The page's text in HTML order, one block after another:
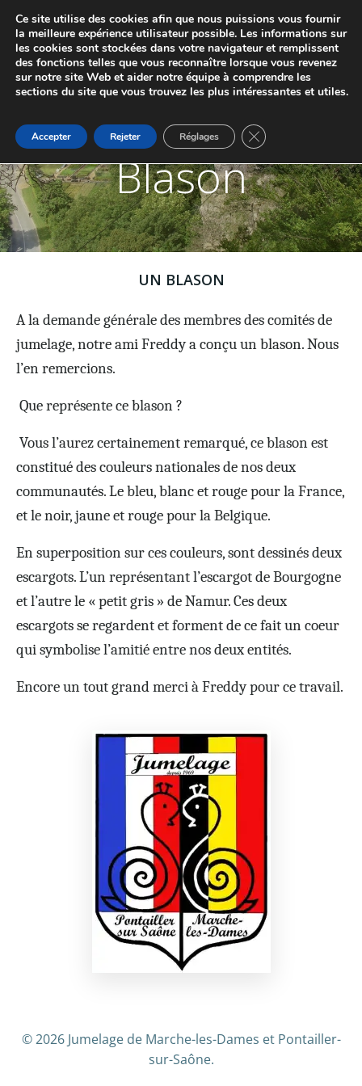
au
contenu
JUMELAGE DE MARCHE-LES-DAMES ET
PONTAILLER-SUR-SAÔNE
Blason
UN BLASON
A la demande générale des membres des comités de
jumelage, notre ami Freddy a conçu un blason. Nous
l’en remercions.
Que représente ce blason ?
Vous l’aurez certainement remarqué, ce blason est
constitué des couleurs nationales de nos deux
communautés. Le bleu, blanc et rouge pour la France,
et le noir, jaune et rouge pour la Belgique.
En superposition sur ces couleurs, sont dessinés deux
escargots. L’un représentant l’escargot de Bourgogne
et l’autre le « petit gris » de Namur. Ces deux
escargots se regardent et forment de ce fait un coeur
qui symbolise l’amitié entre nos deux entités.
Encore un tout grand merci à Freddy pour ce travail.
© 2026 Jumelage de Marche-les-Dames et Pontailler-
sur-Saône.
Ce site utilise des cookies afin que nous puissions vous fournir
la meilleure expérience utilisateur possible. Les informations sur
les cookies sont stockées dans votre navigateur et remplissent
des fonctions telles que vous reconnaître lorsque vous revenez
sur notre site Web et aider notre équipe à comprendre les
sections du site que vous trouvez les plus intéressantes et utiles.
Accepter Rejeter Réglages Fermer la bannière